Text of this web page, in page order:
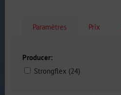
Paramètres Prix
Producer:
Strongflex (24)